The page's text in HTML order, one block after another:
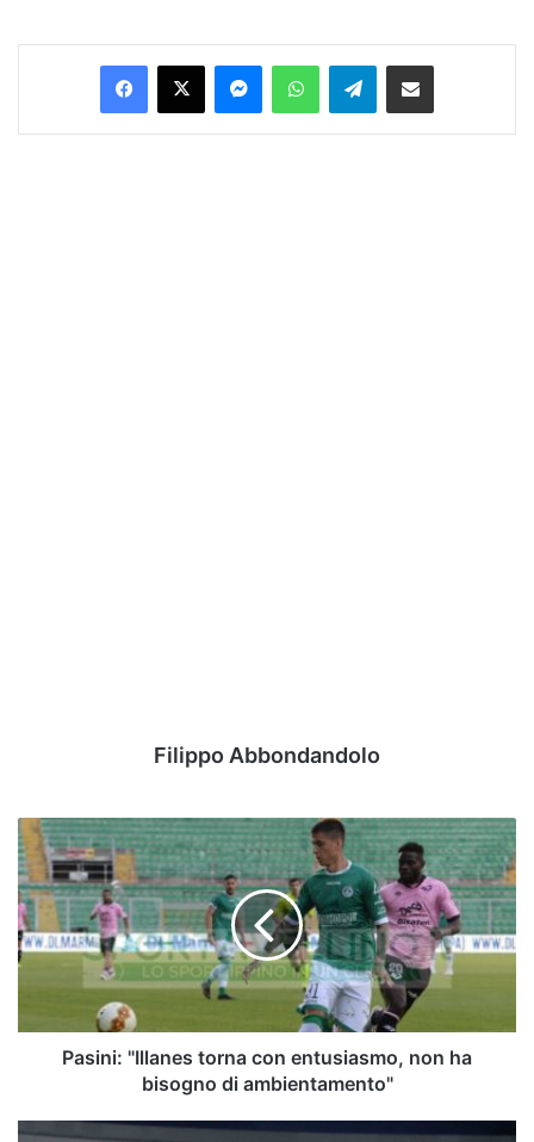
Facebook
X MessengerWhatsAppTelegramCondividi via Email
Filippo Abbondandolo
Pasini:
"Illanes
torna
con
entusiasmo,
non
di
ambientamento"
Pasini: "Illanes torna con entusiasmo, non ha
bisogno di ambientamento"
Castaldo: